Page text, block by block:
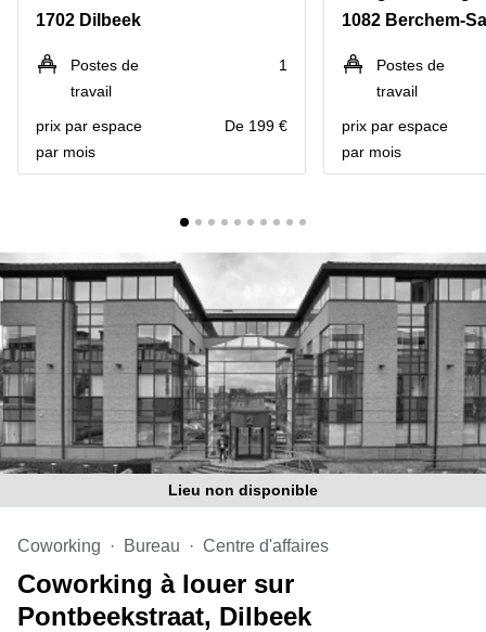
la
Neuve
Wavre
Centre
Anvers
Centre
d'affaires
Gand
Centre
Coworking
Coworking
Namur
Coworking
Tournai
Salle de
conférence
1702 Dilbeek
Postes de
travail
1
prix par espace
par mois
De 199 €
1082 Berchem-
Postes de
travail
prix par espace
par mois
Lieu non disponible
Coworking Bureau Centre d'affaires
Coworking à louer sur
Pontbeekstraat, Dilbeek